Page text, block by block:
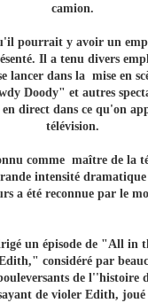
camion.
pourrait y avoir un
Il a tenu divers
lancer dans la mise en
Doody" et autres
en direct dans ce qu'on
télévision.
comme maître de la
intensité
a été reconnue par le
un épisode de "All in
considéré par
de l''histoire
de violer Edith,